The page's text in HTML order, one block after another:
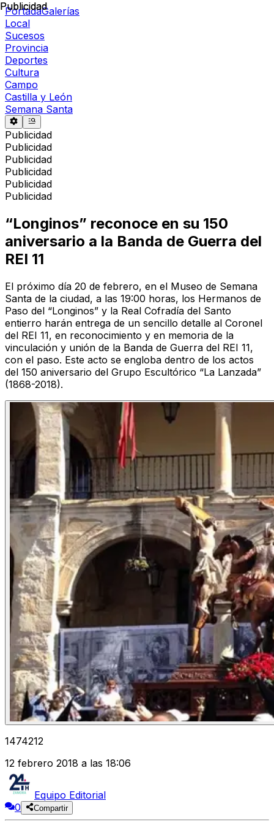
PortadaGalerías
Local
Sucesos
Provincia
Deportes
Cultura
Campo
Castilla y León
Semana Santa
Publicidad
Publicidad
Publicidad
Publicidad
Publicidad
Publicidad
Publicidad
“Longinos” reconoce en su 150
aniversario a la Banda de Guerra del
REI 11
El próximo día 20 de febrero, en el Museo de Semana
Santa de la ciudad, a las 19:00 horas, los Hermanos de
Paso del “Longinos” y la Real Cofradía del Santo
entierro harán entrega de un sencillo detalle al Coronel
del REI 11, en reconocimiento y en memoria de la
vinculación y unión de la Banda de Guerra del REI 11,
con el paso. Este acto se engloba dentro de los actos
del 150 aniversario del Grupo Escultórico “La Lanzada”
(1868-2018).
1474212
12 febrero 2018 a las 18:06
Equipo Editorial
0
Compartir
Publicidad